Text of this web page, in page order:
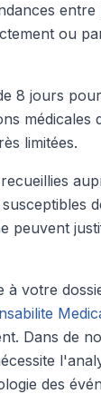
ou
8 jours
médicales
limitées.
peuvent
votre
Dans de
des